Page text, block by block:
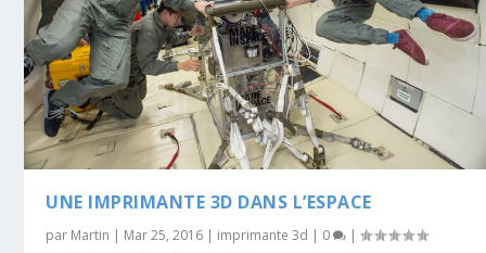
UNE IMPRIMANTE 3D DANS L’ESPACE
par Martin | Mar 25, 2016 | imprimante 3d | 0 |